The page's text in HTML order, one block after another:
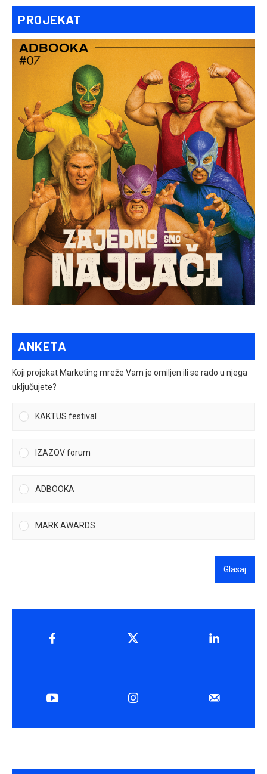
PROJEKAT
ANKETA
Koji projekat Marketing mreže Vam je omiljen ili se rado u njega
uključujete?
KAKTUS festival
IZAZOV forum
ADBOOKA
MARK AWARDS
Glasaj